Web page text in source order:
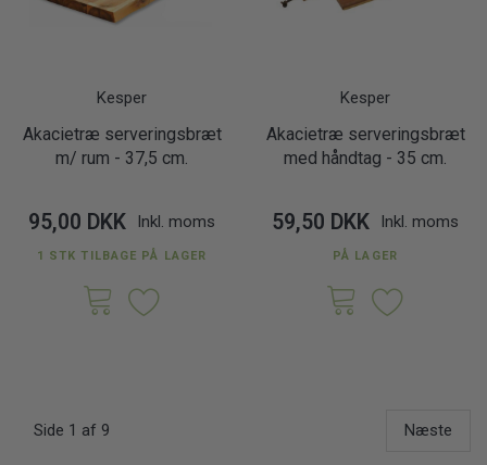
Kesper
Akacietræ serveringsbræt
m/ rum - 37,5 cm.
95,00 DKK Inkl. moms
1 STK TILBAGE PÅ LAGER
Kesper
Akacietræ serveringsbræt
med håndtag - 35 cm.
59,50 DKK Inkl. moms
PÅ LAGER
Side 1 af 9 Næste